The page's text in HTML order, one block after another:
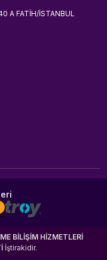
A FATİH/İSTANBUL
BİLİŞİM HİZMETLERİ
İştirakidir.